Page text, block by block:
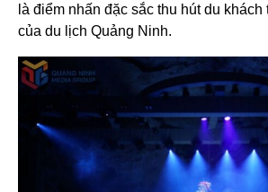
là điểm nhấn đặc sắc thu hút du
của du lịch Quảng Ninh.